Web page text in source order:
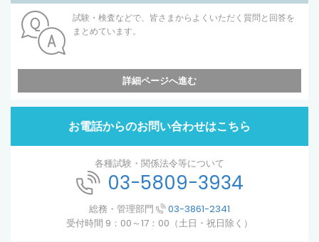
試験・検査などで、皆さまからよくいただく質問と回答を
まとめています。
詳細ページへ進む
お電話からのお問い合わせはこちら
各種試験・関係法令等について
03-5809-3934
総務・管理部門
03-3861-2341
受付時間 9：00～17：00（土日・祝日除く）